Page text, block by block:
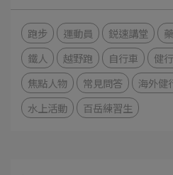
跑步 運動員 鋭速講堂
鐵人
越野跑 自行車 健
焦點人物
常見問答 海外健
水上活動
百岳練習生